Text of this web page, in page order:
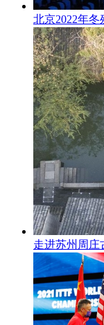
北京2022年
走进苏州周庄